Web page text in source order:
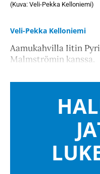
(Kuva: Veli-Pekka Kelloniemi)
Veli-Pekka Kelloniemi
Aamukahvilla Iitin
Malmströmin kanssa.